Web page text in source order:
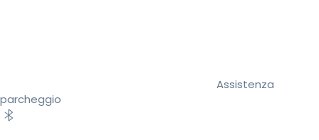
Assistenza
parcheggio